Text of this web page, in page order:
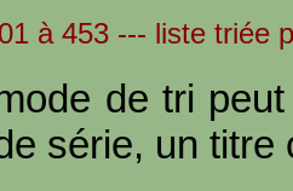
à 453 --- liste triée
de tri
série, un titre